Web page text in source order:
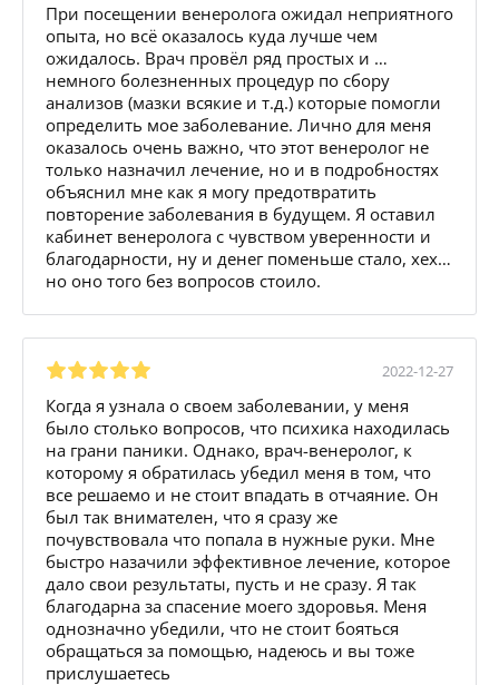
При посещении венеролога ожидал неприятного
опыта, но всё оказалось куда лучше чем
ожидалось. Врач провёл ряд простых и …
немного болезненных процедур по сбору
анализов (мазки всякие и т.д.) которые помогли
определить мое заболевание. Лично для меня
оказалось очень важно, что этот венеролог не
только назначил лечение, но и в подробностях
объяснил мне как я могу предотвратить
повторение заболевания в будущем. Я оставил
кабинет венеролога с чувством уверенности и
благодарности, ну и денег поменьше стало, хех…
но оно того без вопросов стоило.
2022-12-27
Когда я узнала о своем заболевании, у меня
было столько вопросов, что психика находилась
на грани паники. Однако, врач-венеролог, к
которому я обратилась убедил меня в том, что
все решаемо и не стоит впадать в отчаяние. Он
был так внимателен, что я сразу же
почувствовала что попала в нужные руки. Мне
быстро назачили эффективное лечение, которое
дало свои результаты, пусть и не сразу. Я так
благодарна за спасение моего здоровья. Меня
однозначно убедили, что не стоит бояться
обращаться за помощью, надеюсь и вы тоже
прислушаетесь